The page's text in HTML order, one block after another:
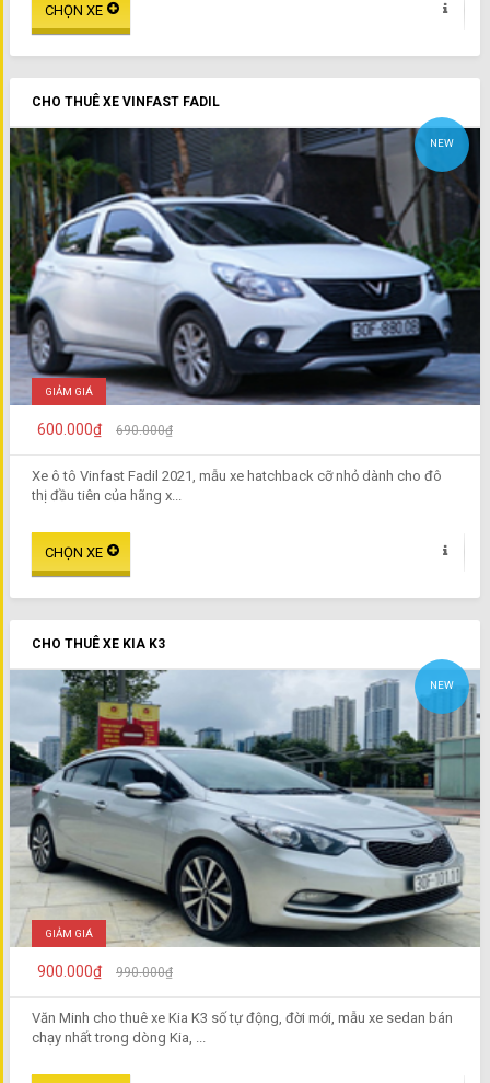
CHO THUÊ XE VINFAST FADIL
NEW
GIẢM GIÁ
600.000₫ 690.000₫
Xe ô tô Vinfast Fadil 2021, mẫu xe hatchback cỡ nhỏ dành cho đô
thị đầu tiên của hãng x...
CHO THUÊ XE KIA K3
NEW
GIẢM GIÁ
900.000₫ 990.000₫
Văn Minh cho thuê xe Kia K3 số tự động, đời mới, mẫu xe sedan bán
chạy nhất trong dòng Kia, ...